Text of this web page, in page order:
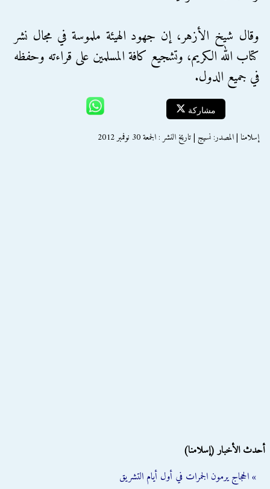
وقال شيخ الأزهر، إن جهود الهيئة ملموسة في مجال نشر
كتاب الله الكريم، وتشجيع كافة المسلمين على قراءته وحفظه
في جميع الدول.
مشاركة
إسلامنا | المصدر: نسيج | تاريخ النشر : الجمعة 30 نوفمبر 2012
أحدث الأخبار (إسلامنا)
» الحجاج يرمون الجمرات في أول أيام التشريق